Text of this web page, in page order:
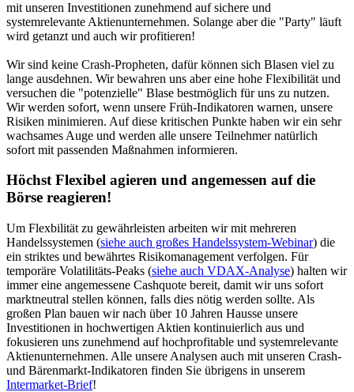
mit unseren Investitionen zunehmend auf sichere und
systemrelevante Aktienunternehmen. Solange aber die "Party" läuft
wird getanzt und auch wir profitieren!
Wir sind keine Crash-Propheten, dafür können sich Blasen viel zu
lange ausdehnen. Wir bewahren uns aber eine hohe Flexibilität und
versuchen die "potenzielle" Blase bestmöglich für uns zu nutzen.
Wir werden sofort, wenn unsere Früh-Indikatoren warnen, unsere
Risiken minimieren. Auf diese kritischen Punkte haben wir ein sehr
wachsames Auge und werden alle unsere Teilnehmer natürlich
sofort mit passenden Maßnahmen informieren.
Höchst Flexibel agieren und angemessen auf die
Börse reagieren!
Um Flexbilität zu gewährleisten arbeiten wir mit mehreren
Handelssystemen (siehe auch großes Handelssystem-Webinar) die
ein striktes und bewährtes Risikomanagement verfolgen. Für
temporäre Volatilitäts-Peaks (siehe auch VDAX-Analyse) halten wir
immer eine angemessene Cashquote bereit, damit wir uns sofort
marktneutral stellen können, falls dies nötig werden sollte. Als
großen Plan bauen wir nach über 10 Jahren Hausse unsere
Investitionen in hochwertigen Aktien kontinuierlich aus und
fokusieren uns zunehmend auf hochprofitable und systemrelevante
Aktienunternehmen. Alle unsere Analysen auch mit unseren Crash-
und Bärenmarkt-Indikatoren finden Sie übrigens in unserem
Intermarket-Brief!